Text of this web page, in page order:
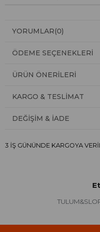
YORUMLAR(0)
ÖDEME SEÇENEKLERI
ÜRÜN ÖNERILERI
KARGO & TESLIMAT
DEĞIŞIM & İADE
3 İŞ GÜNÜNDE KARGOYA